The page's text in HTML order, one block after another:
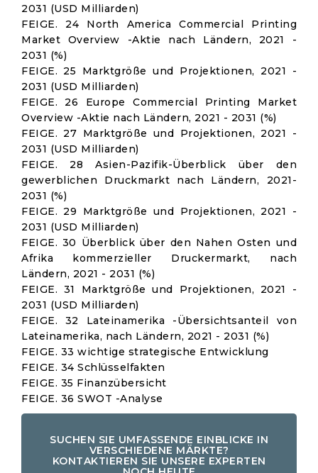
2031 (USD Milliarden)
FEIGE. 24 North America Commercial Printing
Market Overview -Aktie nach Ländern, 2021 -
2031 (%)
FEIGE. 25 Marktgröße und Projektionen, 2021 -
2031 (USD Milliarden)
FEIGE. 26 Europe Commercial Printing Market
Overview -Aktie nach Ländern, 2021 - 2031 (%)
FEIGE. 27 Marktgröße und Projektionen, 2021 -
2031 (USD Milliarden)
FEIGE. 28 Asien-Pazifik-Überblick über den
gewerblichen Druckmarkt nach Ländern, 2021-
2031 (%)
FEIGE. 29 Marktgröße und Projektionen, 2021 -
2031 (USD Milliarden)
FEIGE. 30 Überblick über den Nahen Osten und
Afrika kommerzieller Druckermarkt, nach
Ländern, 2021 - 2031 (%)
FEIGE. 31 Marktgröße und Projektionen, 2021 -
2031 (USD Milliarden)
FEIGE. 32 Lateinamerika -Übersichtsanteil von
Lateinamerika, nach Ländern, 2021 - 2031 (%)
FEIGE. 33 wichtige strategische Entwicklung
FEIGE. 34 Schlüsselfakten
FEIGE. 35 Finanzübersicht
FEIGE. 36 SWOT -Analyse
SUCHEN SIE UMFASSENDE EINBLICKE IN
VERSCHIEDENE MÄRKTE?
KONTAKTIEREN SIE UNSERE EXPERTEN